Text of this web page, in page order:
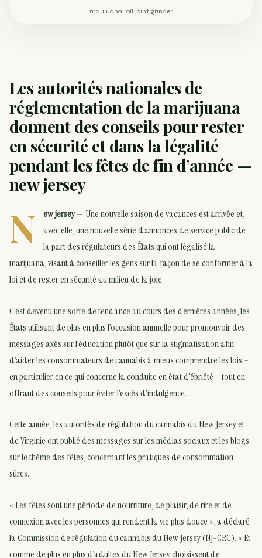
marijuana roll joint grinder
Les autorités nationales de
réglementation de la marijuana
donnent des conseils pour rester
en sécurité et dans la légalité
pendant les fêtes de fin d’année —
new jersey
N ew jersey— Une nouvelle saison de vacances est arrivée et,
avec elle, une nouvelle série d’annonces de service public de
la part des régulateurs des États qui ont légalisé la
marijuana, visant à conseiller les gens sur la façon de se conformer à la
loi et de rester en sécurité au milieu de la joie.
C’est devenu une sorte de tendance au cours des dernières années, les
États utilisant de plus en plus l’occasion annuelle pour promouvoir des
messages axés sur l’éducation plutôt que sur la stigmatisation afin
d’aider les consommateurs de cannabis à mieux comprendre les lois –
en particulier en ce qui concerne la conduite en état d’ébriété – tout en
offrant des conseils pour éviter l’excès d’indulgence.
Cette année, les autorités de régulation du cannabis du New Jersey et
de Virginie ont publié des messages sur les médias sociaux et les blogs
sur le thème des fêtes, concernant les pratiques de consommation
sûres.
« Les fêtes sont une période de nourriture, de plaisir, de rire et de
connexion avec les personnes qui rendent la vie plus douce », a déclaré
la Commission de régulation du cannabis du New Jersey (NJ-CRC). « Et
comme de plus en plus d’adultes du New Jersey choisissent de